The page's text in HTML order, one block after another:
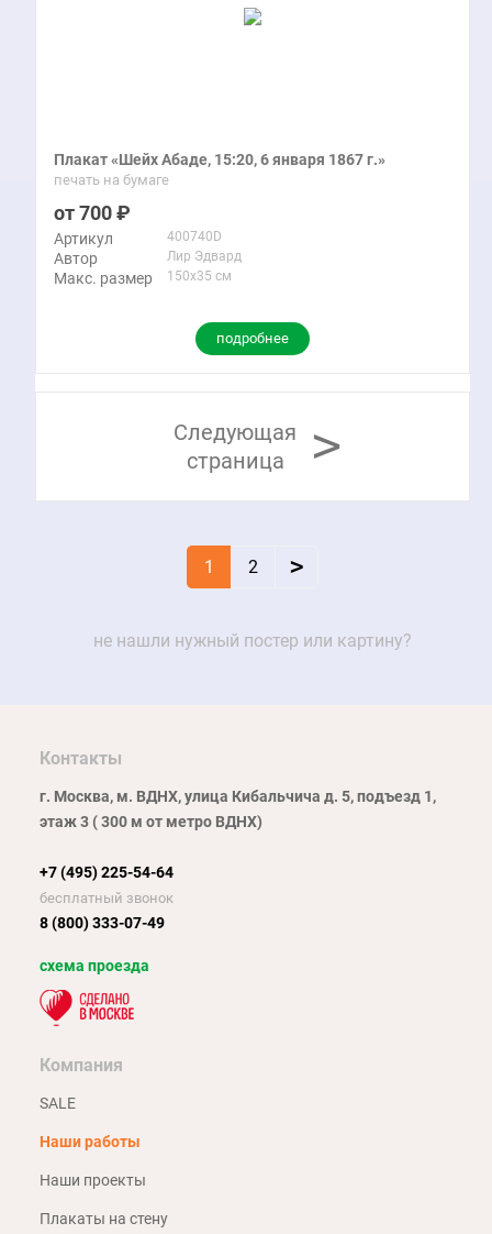
Плакат «Шейх Абаде, 15:20, 6 января 1867 г.»
печать на бумаге
700
Артикул 400740D
Автор Лир Эдвард
Макс. размер 150x35 см
подробнее
Следующая
страница
>
1 2 >
не нашли нужный постер или картину?
Контакты
г. Москва, м. ВДНХ, улица Кибальчича д. 5, подъезд 1,
этаж 3 ( 300 м от метро ВДНХ)
+7 (495) 225-54-64
бесплатный звонок
8 (800) 333-07-49
схема проезда
Компания
SALE
Наши работы
Наши проекты
Плакаты на стену